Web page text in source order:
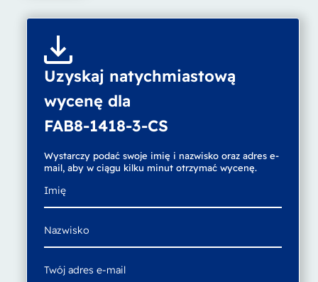
Uzyskaj natychmiastową
wycenę dla
FAB8-1418-3-CS
Wystarczy podać swoje imię i nazwisko oraz adres e-
mail, aby w ciągu kilku minut otrzymać wycenę.